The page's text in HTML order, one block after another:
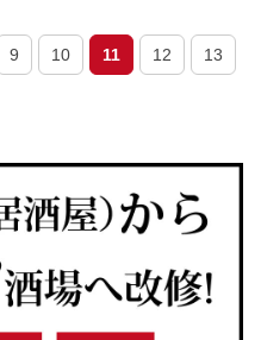
9 10 11 12 13